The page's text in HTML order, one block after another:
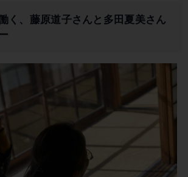
く、藤原道子さんと多田夏美さん